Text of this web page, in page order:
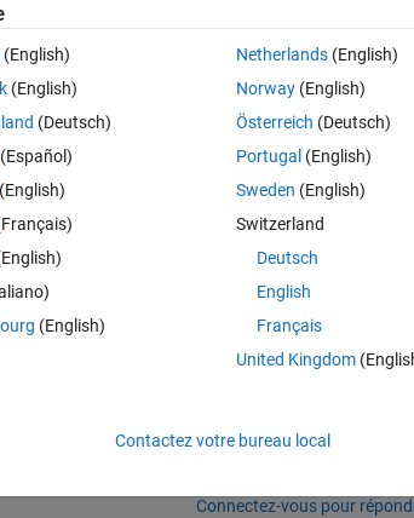
Afficher
Connectez-vous pour
(English)
(English)
(Deutsch)
(Español)
(English)
(English)
Netherlands(English)
Norway(English)
Österreich (Deutsch)
Portugal (English)
Sweden (English)
Switzerland
Deutsch
English
Français
United Kingdom
Contactez votre bureau local